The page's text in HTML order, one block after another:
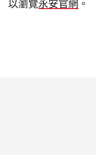
以瀏覽永安官網 。